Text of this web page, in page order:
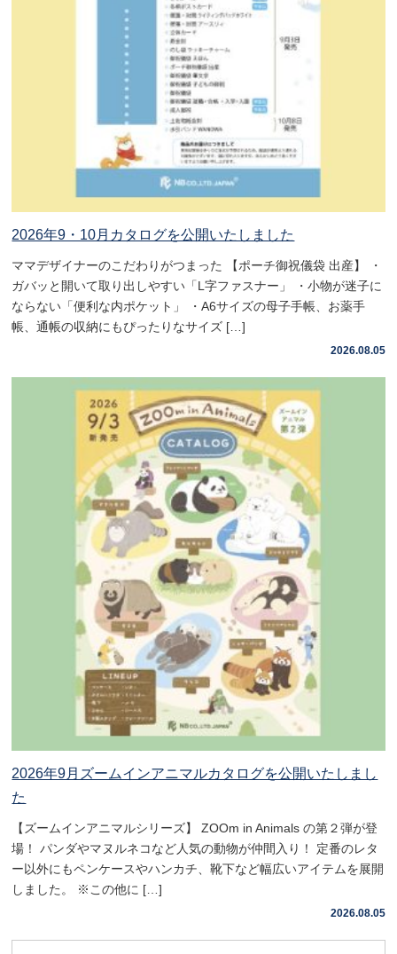
2026年9・10月カタログを公開いたしました
ママデザイナーのこだわりがつまった 【ポーチ御祝儀袋 出産】 ・
ガバッと開いて取り出しやすい「L字ファスナー」 ・小物が迷子に
ならない「便利な内ポケット」 ・A6サイズの母子手帳、お薬手
帳、通帳の収納にもぴったりなサイズ […]
2026.08.05
2026年9月ズームインアニマルカタログを公開いたしまし
た
【ズームインアニマルシリーズ】 ZOOm in Animals の第２弾が登
場！ パンダやマヌルネコなど人気の動物が仲間入り！ 定番のレタ
ー以外にもペンケースやハンカチ、靴下など幅広いアイテムを展開
しました。 ※この他に […]
2026.08.05